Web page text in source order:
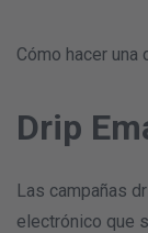
Cómo hacer
Drip
Las campañas
electrónico que